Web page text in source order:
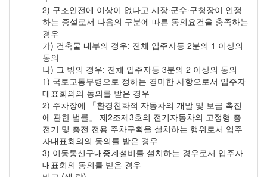
2) 구조안전에 이상이 없다고 시장·군수·구청장이 인정
하는 증설로서 다음의 구분에 따른 동의요건을 충족하는
경우
가) 건축물 내부의 경우: 전체 입주자등 2분의 1 이상의
동의
나) 그 밖의 경우: 전체 입주자등 3분의 2 이상의 동의
1) 국토교통부령으로 정하는 경미한 사항으로서 입주자
대표회의의 동의를 받은 경우
2) 주차장에 「환경친화적 자동차의 개발 및 보급 촉진
에 관한 법률」 제2조제3호의 전기자동차의 고정형 충
전기 및 충전 전용 주차구획을 설치하는 행위로서 입주
자대표회의의 동의를 받은 경우
3) 이동통신구내중계설비를 설치하는 경우로서 입주자
대표회의 동의를 받은 경우